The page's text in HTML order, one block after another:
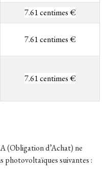
7.61 centimes €
7.61 centimes €
7.61 centimes €
(Obligation d’Achat) ne
photovoltaïques suivantes :